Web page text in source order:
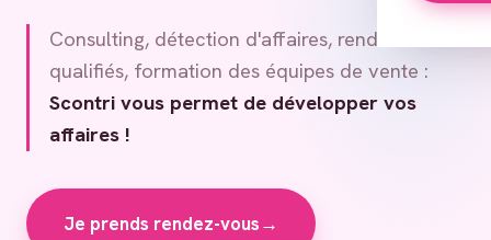
Consulting, détection d'affaires, rendez-vous
qualifiés, formation des équipes de vente :
Scontri vous permet de développer vos
affaires !
Je prends rendez-vous→